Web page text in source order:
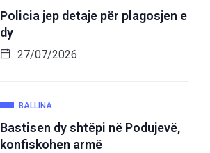
Policia jep detaje për plagosjen e
dy
27/07/2026
BALLINA
Bastisen dy shtëpi në Podujevë,
konfiskohen armë